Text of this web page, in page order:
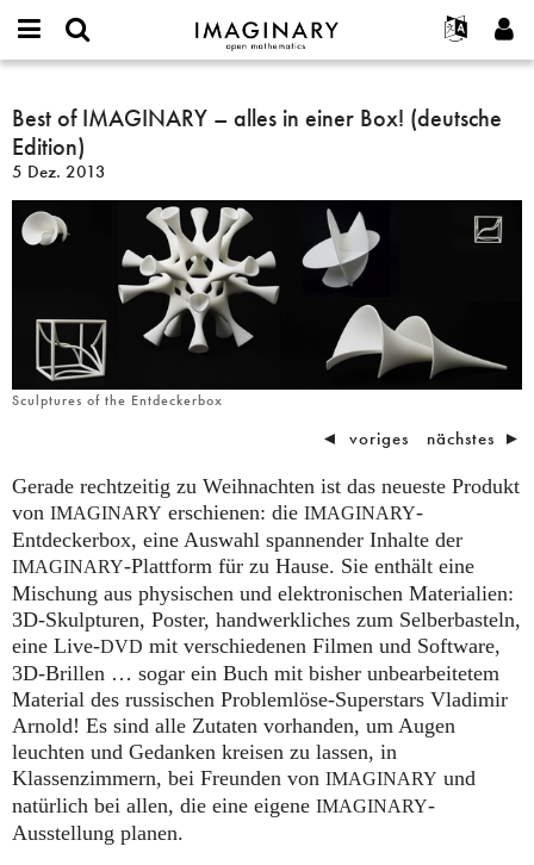
IMAGINARY
open
Français
Español
Türkçe
Programme
Filme
Texte
Ausstellungen
Mehr...
Projekte
or
username
*
Passwort
*
Neues Benutzerkonto erstellen
Neues Passwort anfordern
Suche
Best
of
IMAGINARY
–
alles
in
(deutsche
Edition)
Best of IMAGINARY – alles in einer Box! (deutsche
Edition)
5 Dez. 2013
Sculptures of the Entdeckerbox
◄ voriges nächstes ►
Gerade rechtzeitig zu Weihnachten ist das neueste Produkt
von IMAGINARY erschienen: die IMAGINARY-
Entdeckerbox, eine Auswahl spannender Inhalte der
IMAGINARY-Plattform für zu Hause. Sie enthält eine
Mischung aus physischen und elektronischen Materialien:
3D-Skulpturen, Poster, handwerkliches zum Selberbasteln,
eine Live-DVD mit verschiedenen Filmen und Software,
3D-Brillen … sogar ein Buch mit bisher unbearbeitetem
Material des russischen Problemlöse-Superstars Vladimir
Arnold! Es sind alle Zutaten vorhanden, um Augen
leuchten und Gedanken kreisen zu lassen, in
Klassenzimmern, bei Freunden von IMAGINARY und
natürlich bei allen, die eine eigene IMAGINARY-
Ausstellung planen.